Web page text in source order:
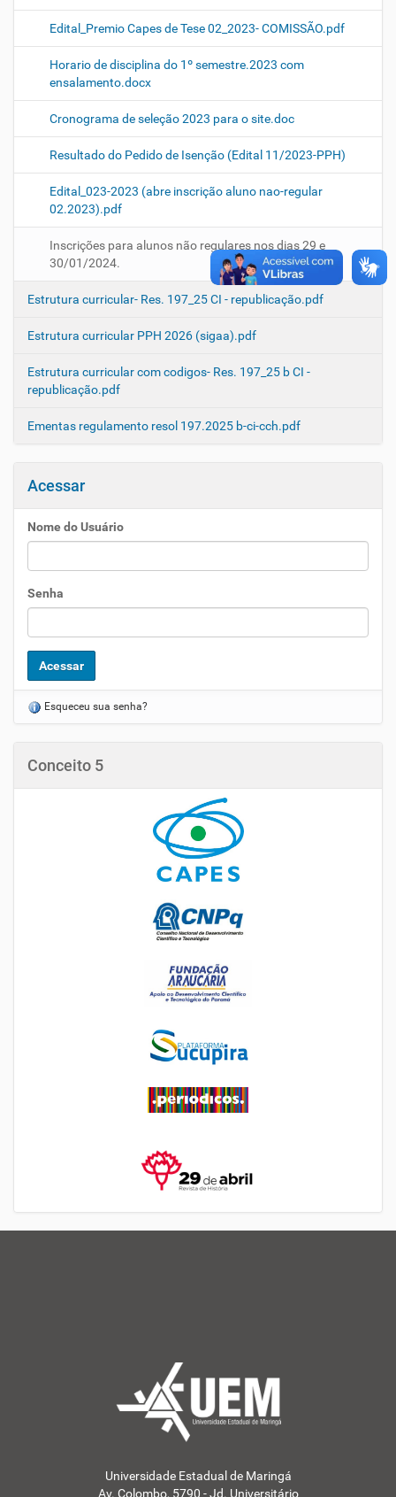
Edital_Premio Capes de Tese 02_2023- COMISSÃO.pdf
Horario de disciplina do 1º semestre.2023 com
ensalamento.docx
Cronograma de seleção 2023 para o site.doc
Resultado do Pedido de Isenção (Edital 11/2023-PPH)
Edital_023-2023 (abre inscrição aluno nao-regular
02.2023).pdf
Inscrições para alunos não regulares nos dias 29 e
30/01/2024.
Estrutura curricular- Res. 197_25 CI - republicação.pdf
Estrutura curricular PPH 2026 (sigaa).pdf
Estrutura curricular com codigos- Res. 197_25 b CI -
republicação.pdf
Ementas regulamento resol 197.2025 b-ci-cch.pdf
Acessar
Nome do Usuário
Senha
Esqueceu sua senha?
Conceito 5
Universidade Estadual de Maringá
Av. Colombo, 5790 - Jd. Universitário